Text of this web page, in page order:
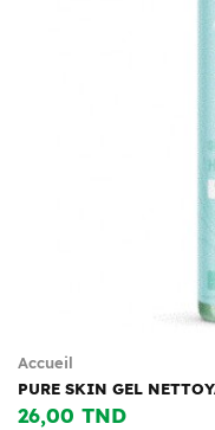
Accueil
PURE SKIN GEL
26,00 TND